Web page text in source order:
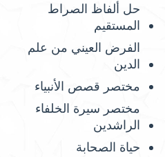
حل ألفاظ الصراط
المستقيم
الفرض العيني من علم
الدين
مختصر قصص الأنبياء
مختصر سيرة الخلفاء
الراشدين
حياة الصحابة